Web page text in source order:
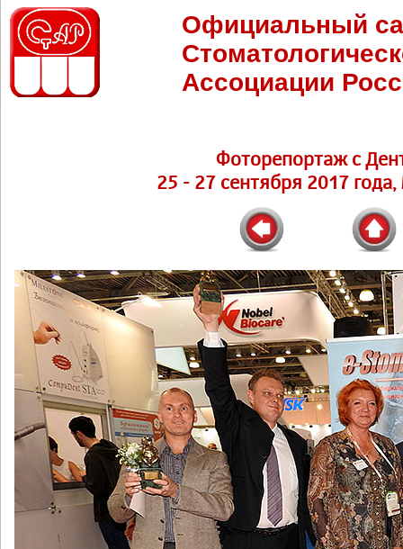
Официальный
Ассоциации
Фоторепортаж с
25 - 27 сентября 2017